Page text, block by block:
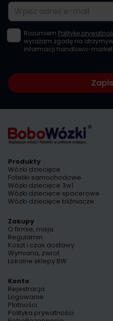
Adres e-mail
Rozumiem Politykę
wyrażam zgodę na
informacji handlowo-
Produkty
Wózki dziecięce
Foteliki samochodowe
Wózki dziecięce 3w1
Wózki dziecięce spacerowe
Wózki dziecięce bliźniacze
Zakupy
O firmie, misja
Regulamin
Koszt i czas dostawy
Wymiana, zwrot
Lokalne sklepy BW
Konto
Rejestracja
Logowanie
Płatności
Polityka prywatności